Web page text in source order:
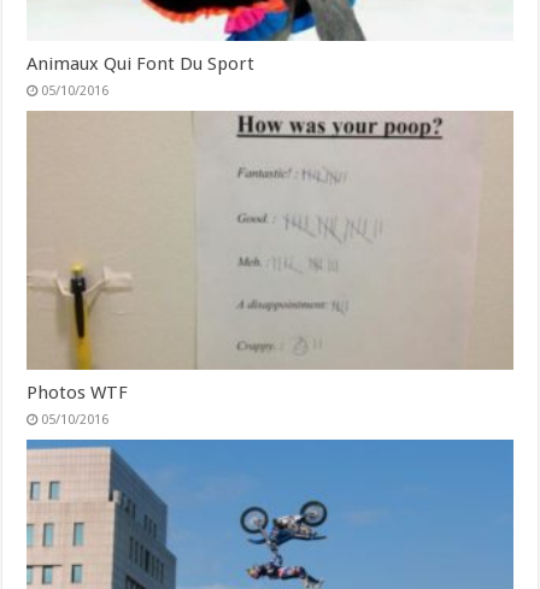
Animaux Qui Font Du Sport
05/10/2016
Photos WTF
05/10/2016